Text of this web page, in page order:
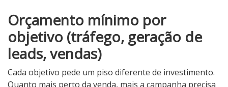
Orçamento mínimo por
objetivo (tráfego, geração de
leads, vendas)
Cada objetivo pede um piso diferente de investimento.
Quanto mais perto da venda, mais a campanha precisa